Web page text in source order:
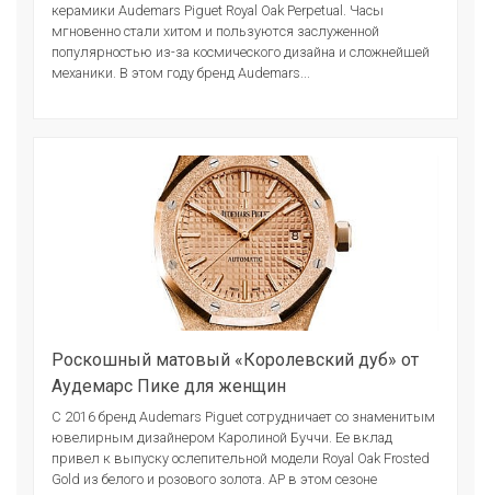
керамики Audemars Piguet Royal Oak Perpetual. Часы
мгновенно стали хитом и пользуются заслуженной
популярностью из-за космического дизайна и сложнейшей
механики. В этом году бренд Audemars...
Роскошный матовый «Королевский дуб» от
Аудемарс Пике для женщин
С 2016 бренд Audemars Piguet сотрудничает со знаменитым
ювелирным дизайнером Каролиной Буччи. Ее вклад
привел к выпуску ослепительной модели Royal Oak Frosted
Gold из белого и розового золота. AP в этом сезоне